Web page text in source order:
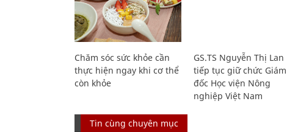
Chăm sóc sức khỏe cần
thực hiện ngay khi cơ thể
còn khỏe
GS.TS Nguyễn Thị Lan
tiếp tục giữ chức Giám
đốc Học viện Nông
nghiệp Việt Nam
Tin cùng chuyên mục